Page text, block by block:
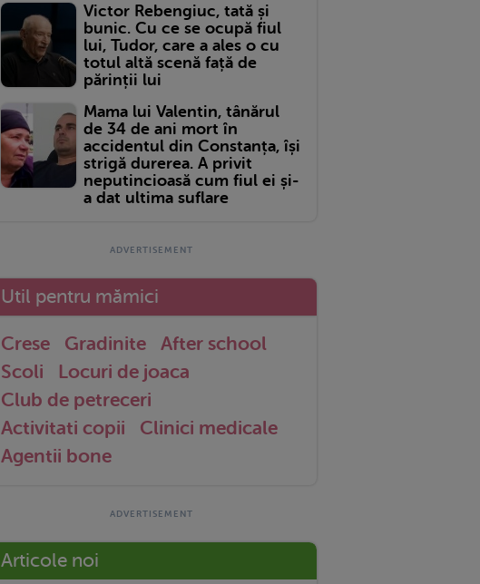
Victor Rebengiuc, tată și
bunic. Cu ce se ocupă fiul
lui, Tudor, care a ales o cu
totul altă scenă față de
părinții lui
Mama lui Valentin, tânărul
de 34 de ani mort în
accidentul din Constanța, își
strigă durerea. A privit
neputincioasă cum fiul ei și-
a dat ultima suflare
Util pentru mămici
Crese Gradinite
After school
Scoli
Locuri de joaca
Club de petreceri
Activitati copii
Clinici medicale
Agentii bone
Articole noi